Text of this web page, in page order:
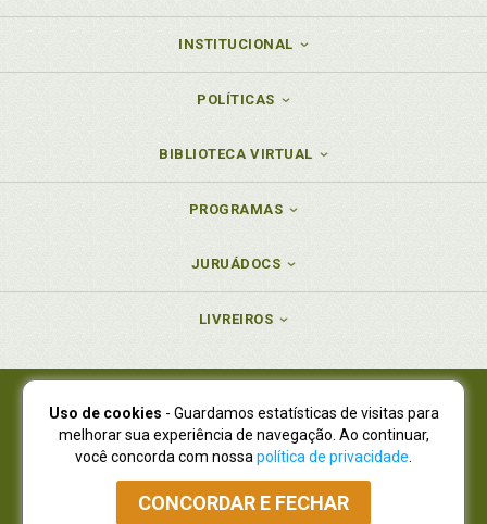
INSTITUCIONAL
POLÍTICAS
BIBLIOTECA VIRTUAL
PROGRAMAS
JURUÁDOCS
LIVREIROS
Juruá Editora Ltda., CNPJ 77.535.508/0001-19
Juruá Informática Ltda., CNPJ 01.701.561/0001-80
NOVO ENDEREÇO:R. Flávio Dallegrave, 7665, São Lourenço |
Curitiba - Paraná - CEP 82210-310
Atendimento: (41) 4009-3900|Vendas Atacado: (41) 4009-3939
Uso de cookies - Guardamos estatísticas de visitas para
melhorar sua experiência de navegação. Ao continuar,
você concorda com nossa política de privacidade
CONCORDAR E FECHAR